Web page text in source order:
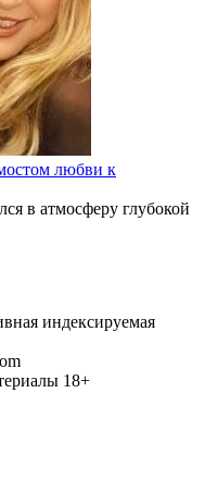
любви к
в атмосферу глубокой
индексируемая
18+